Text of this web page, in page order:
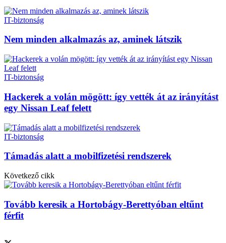
IT-biztonság
Nem minden alkalmazás az, aminek látszik
IT-biztonság
Hackerek a volán mögött: így vették át az irányítást
egy Nissan Leaf felett
IT-biztonság
Támadás alatt a mobilfizetési rendszerek
Következő cikk
Tovább keresik a Hortobágy-Berettyóban eltűnt
férfit